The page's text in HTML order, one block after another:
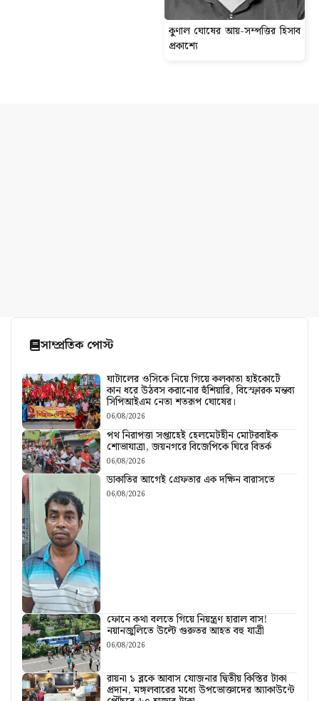
কুণাল ঘোষের আয়-সম্পত্তির হিসাব
প্রকাশ্যে
সাম্প্রতিক পোস্ট
ঘাটালের ওসিকে নিয়ে গিয়ে কলকাতা হাইকোর্টে
কান ধরে উঠবস করানোর হুঁশিয়ারি, বিস্ফোরক মন্তব্য
সিপিআইএম নেতা শতরূপ ঘোষের।
06/08/2026
পথ নিরাপত্তা সপ্তাহেই হেলমেটহীন মোটরবাইক
শোভাযাত্রা, জয়নগরে বিজেপিকে ঘিরে বিতর্ক
06/08/2026
ডাকাতির আগেই গ্রেফতার এক দক্ষিন বারাসতে
06/08/2026
ফোনে কথা বলতে গিয়ে নিয়ন্ত্রণ হারাল বাস!
নয়ানজুলিতে উল্টে গুরুতর আহত বহু যাত্রী
06/08/2026
রায়না ১ ব্লকে আবাস যোজনার দ্বিতীয় কিস্তির টাকা
প্রদান, মঙ্গলবারের মধ্যে উপভোক্তাদের অ্যাকাউন্টে